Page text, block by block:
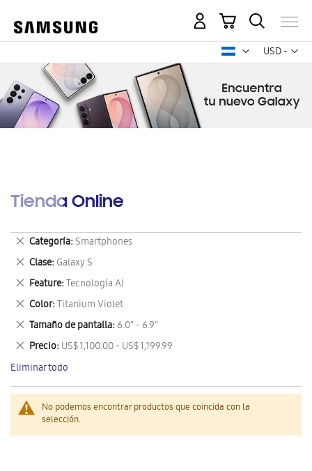
USD -
dólar
Mi carrito
Tienda Online
No podemos encontrar productos que coincida con la
selección.
Categoría Smartphones
Eliminar
este
artículo
Clase Galaxy S
Eliminar
este
artículo
Feature Tecnología AI
Eliminar
este
artículo
Color Titanium Violet
Eliminar
este
artículo
Tamaño de pantalla 6.0" - 6.9"
Eliminar
este
artículo
Precio US$ 1,100.00 - US$ 1,199.99
Eliminar
este
artículo
Eliminar todo